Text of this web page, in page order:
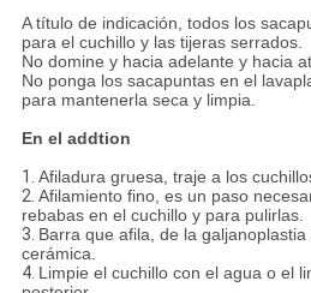
A título de indicación, todos los
para el cuchillo y las tijeras serrados.
No domine y hacia adelante y hacia
No ponga los sacapuntas en el
para mantenerla seca y limpia.
En el addtion
1. Afiladura gruesa, traje a los
2. Afilamiento fino, es un paso
rebabas en el cuchillo y para pulirlas.
3. Barra que afila, de la
cerámica.
4. Limpie el cuchillo con el agua o el